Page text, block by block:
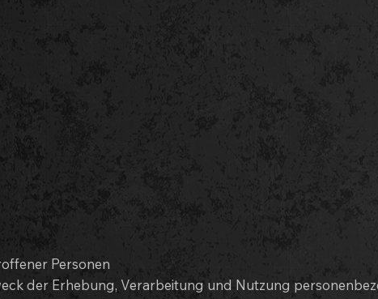
Personen
der Erhebung, Verarbeitung und Nutzung